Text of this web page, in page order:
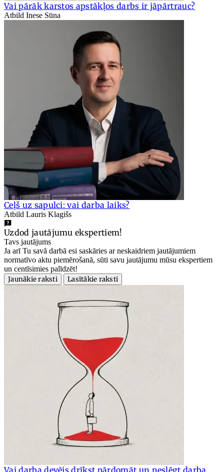
Vai pārāk karstos apstākļos darbs ir jāpārtrauc?
Atbild Inese Sūna
Ceļš uz sapulci: vai darba laiks?
Atbild Lauris Klagišs
Uzdod jautājumu ekspertiem!
Tavs jautājums
Ja arī Tu savā darbā esi saskāries ar neskaidriem jautājumiem
normatīvo aktu piemērošanā, sūti savu jautājumu mūsu ekspertiem
un centīsimies palīdzēt!
Jaunākie raksti
Lasītākie raksti
Vai darba devējs drīkst pārdomāt un neslēgt darba